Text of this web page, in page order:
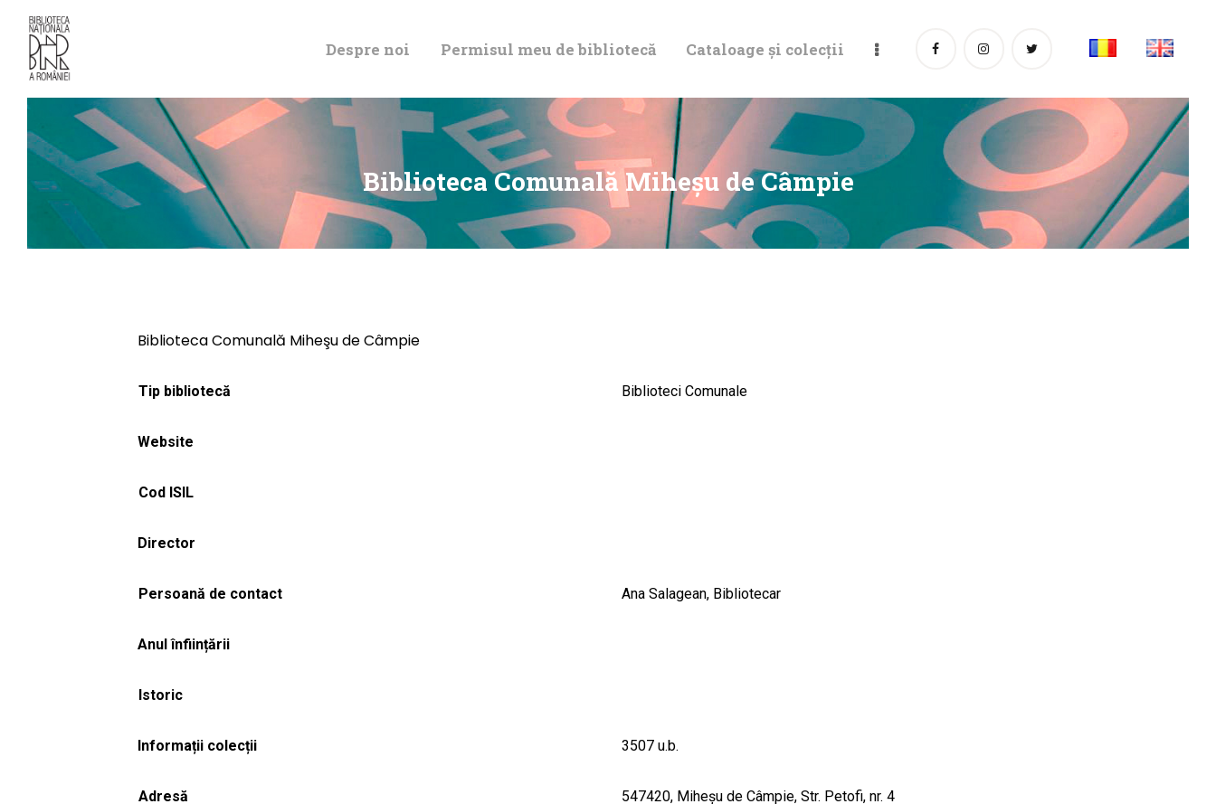
Despre noi Permisul meu de bibliotecă Cataloage și colecții
Biblioteca Comunală Miheşu de Câmpie
DE BIBLIOTECĂ
CATALOAGE ȘI
COLECȚII
Biblioteca Comunală Miheşu de Câmpie
Tip bibliotecă Biblioteci Comunale
Website
Cod ISIL
Director
Persoană de contact Ana Salagean, Bibliotecar
Anul înființării
Istoric
Informații colecții 3507 u.b.
Adresă 547420, Miheşu de Câmpie, Str. Petofi, nr. 4